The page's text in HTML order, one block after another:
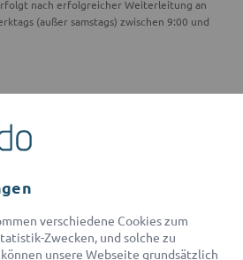
nach erfolgreicher Weiterleitung an
(außer samstags) zwischen 9:00 und
8:00 bis 17:00 Uhr für Sie erreichbar.
verschiedene Cookies zum
Zwecken, und solche zu
unsere Webseite grundsätzlich